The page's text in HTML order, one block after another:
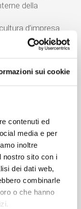
sui cookie
contenuti ed
media e per
inoltre
nostro sito con i
dei dati web,
combinarle
o che hanno
della
d’impresa
& Idee Srl di
alle
Modello;
particolare
delle
ai controlli,
all’informazione
idonee a
nello
rispetto
misure